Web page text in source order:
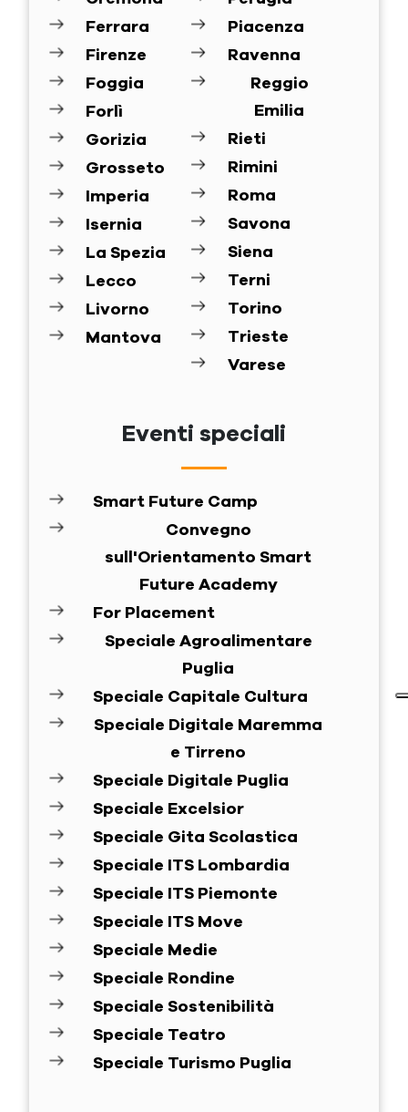
Ferrara
Firenze
Foggia
Forlì
Gorizia
Grosseto
Imperia
Isernia
La Spezia
Lecco
Livorno
Mantova
Piacenza
Ravenna
Reggio
Emilia
Rieti
Rimini
Roma
Savona
Siena
Terni
Torino
Trieste
Varese
Eventi speciali
Smart Future Camp
Convegno
sull'Orientamento Smart
Future Academy
For Placement
Speciale Agroalimentare
Puglia
Speciale Capitale Cultura
Speciale Digitale Maremma
e Tirreno
Speciale Digitale Puglia
Speciale Excelsior
Speciale Gita Scolastica
Speciale ITS Lombardia
Speciale ITS Piemonte
Speciale ITS Move
Speciale Medie
Speciale Rondine
Speciale Sostenibilità
Speciale Teatro
Speciale Turismo Puglia